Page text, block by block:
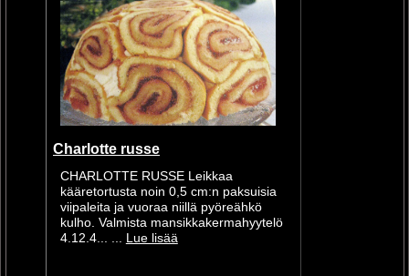
Charlotte russe
CHARLOTTE RUSSE Leikkaa
kääretortusta noin 0,5 cm:n paksuisia
viipaleita ja vuoraa niillä pyöreähkö
kulho. Valmista mansikkakermahyytelö
4.12.4... ... Lue lisää